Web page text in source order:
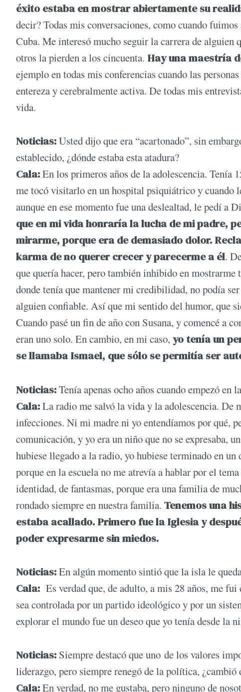
éxito estaba en mostrar abiertamente su
decir? Todas mis conversaciones, como cuando
Cuba. Me interesó mucho seguir la carrera de alguien
otros la pierden a los cincuenta. Hay una maestría
ejemplo en todas mis conferencias cuando las
entereza y cerebralmente activa. De todas mis
vida.
Noticias:Usted dijo que era “acartonado”, sin
establecido, ¿dónde estaba esta atadura?
Cala:En los primeros años de la adolescencia. Tenía
me tocó visitarlo en un hospital psiquiátrico y cuando
aunque en ese momento fue una deslealtad, le pedí a
que en mi vida honraría la lucha de mi padre,
mirarme, porque era de demasiado dolor.
karma de no querer crecer y parecerme a él.
que quería hacer, pero también inhibido en
donde tenía que mantener mi credibilidad, no podía
alguien confiable. Así que mi sentido del humor, que
Cuando pasé un fin de año con Susana, y comencé a
eran uno solo. En cambio, en mi caso, yo tenía un
se llamaba Ismael, que sólo se permitía ser
Noticias:Tenía apenas ocho años cuando empezó en
Cala:La radio me salvó la vida y la adolescencia. De
infecciones. Ni mi madre ni yo entendíamos por qué,
comunicación, y yo era un niño que no se expresaba,
hubiese llegado a la radio, yo hubiese terminado en
porque en la escuela no me atrevía a hablar por el
identidad, de fantasmas, porque era una familia de
rondado siempre en nuestra familia. Tenemos una
estaba acallado. Primero fue la Iglesia y
poder expresarme sin miedos.
Noticias:En algún momento sintió que la isla le
Cala: Es verdad que, de adulto, a mis 28 años, me
sea controlada por un partido ideológico y por un
explorar el mundo fue un deseo que yo tenía desde la
Noticias: Siempre destacó que uno de los valores
liderazgo, pero siempre renegó de la política, ¿cambió
Cala:En verdad, no me gustaba, pero ninguno de